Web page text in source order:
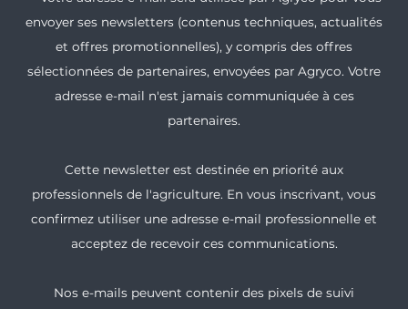
envoyer ses newsletters (contenus techniques, actualités
et offres promotionnelles), y compris des offres
sélectionnées de partenaires, envoyées par Agryco. Votre
adresse e-mail n'est jamais communiquée à ces
partenaires.
Cette newsletter est destinée en priorité aux
professionnels de l'agriculture. En vous inscrivant, vous
confirmez utiliser une adresse e-mail professionnelle et
acceptez de recevoir ces communications.
Nos e-mails peuvent contenir des pixels de suivi